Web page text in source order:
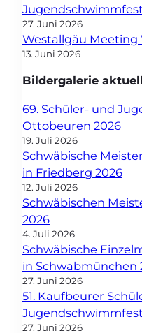
27. Juni 2026
Westallgäu Meeting
13. Juni 2026
Bildergalerie aktuell
69. Schüler- und
Ottobeuren 2026
19. Juli 2026
Schwäbische
in Friedberg 2026
12. Juli 2026
Schwäbischen
2026
4. Juli 2026
Schwäbische
in Schwabmünchen
27. Juni 2026
51. Kaufbeurer
Jugendschwimmfest
27. Juni 2026